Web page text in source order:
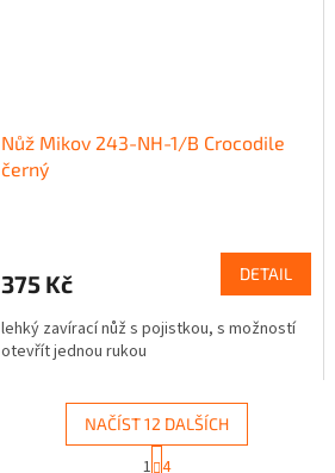
Nůž Mikov 243-NH-1/B Crocodile
černý
375 Kč DETAIL
lehký zavírací nůž s pojistkou, s možností
otevřít jednou rukou
NAČÍST 12 DALŠÍCH
1 4